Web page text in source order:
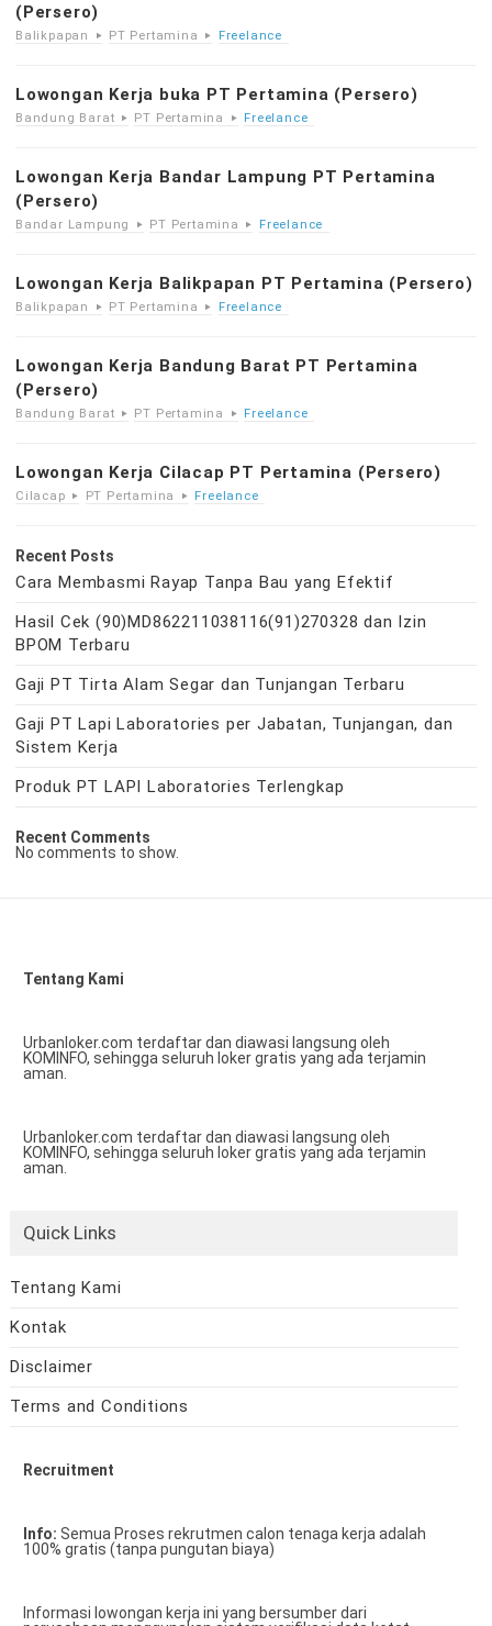
(Persero)
Balikpapan PT Pertamina Freelance
Lowongan Kerja buka PT Pertamina (Persero)
Bandung Barat PT Pertamina Freelance
Lowongan Kerja Bandar Lampung PT Pertamina
(Persero)
Bandar Lampung PT Pertamina Freelance
Lowongan Kerja Balikpapan PT Pertamina (Persero)
Balikpapan PT Pertamina Freelance
Lowongan Kerja Bandung Barat PT Pertamina
(Persero)
Bandung Barat PT Pertamina Freelance
Lowongan Kerja Cilacap PT Pertamina (Persero)
Cilacap PT Pertamina Freelance
Recent Posts
Cara Membasmi Rayap Tanpa Bau yang Efektif
Hasil Cek (90)MD862211038116(91)270328 dan Izin
BPOM Terbaru
Gaji PT Tirta Alam Segar dan Tunjangan Terbaru
Gaji PT Lapi Laboratories per Jabatan, Tunjangan, dan
Sistem Kerja
Produk PT LAPI Laboratories Terlengkap
Recent Comments
No comments to show.
Tentang Kami
Urbanloker.com terdaftar dan diawasi langsung oleh
KOMINFO, sehingga seluruh loker gratis yang ada terjamin
aman.
Urbanloker.com terdaftar dan diawasi langsung oleh
KOMINFO, sehingga seluruh loker gratis yang ada terjamin
aman.
Quick Links
Tentang Kami
Kontak
Disclaimer
Terms and Conditions
Recruitment
Info: Semua Proses rekrutmen calon tenaga kerja adalah
100% gratis (tanpa pungutan biaya)
Informasi lowongan kerja ini yang bersumber dari